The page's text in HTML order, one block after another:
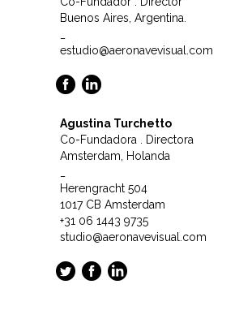
Buenos Aires, Argentina.
estudio@aeronavevisual.com
Agustina Turchetto
Co-Fundadora . Directora
Amsterdam, Holanda
Herengracht 504
1017 CB Amsterdam
+31 06 1443 9735
studio@aeronavevisual.com